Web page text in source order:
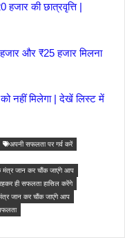
हजार की छात्रवृत्ति |
और ₹25 हजार मिलना
को नहीं मिलेगा | देखें लिस्ट में
अपनी सफलता पर गर्व करें
मंत्र जान कर चौंक जाएंगे आप
ही सफलता हासिल करेंगे
जान कर चौंक जाएंगे आप